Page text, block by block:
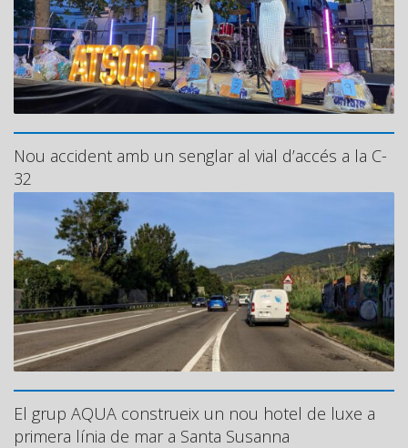
Nou accident amb un senglar al vial d’accés a la C-
32
El grup AQUA construeix un nou hotel de luxe a
primera línia de mar a Santa Susanna